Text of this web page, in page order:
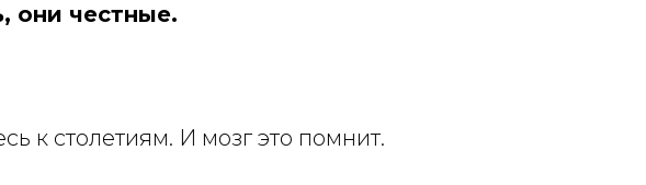
они честные.
к столетиям. И мозг это помнит.